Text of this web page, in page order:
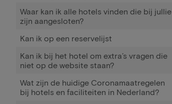
Waar kan ik alle hotels vinden die bij jullie
zijn aangesloten?
Kan ik op een reservelijst
Kan ik bij het hotel om extra’s vragen die
niet op de website staan?
Wat zijn de huidige Coronamaatregelen
bij hotels en faciliteiten in Nederland?